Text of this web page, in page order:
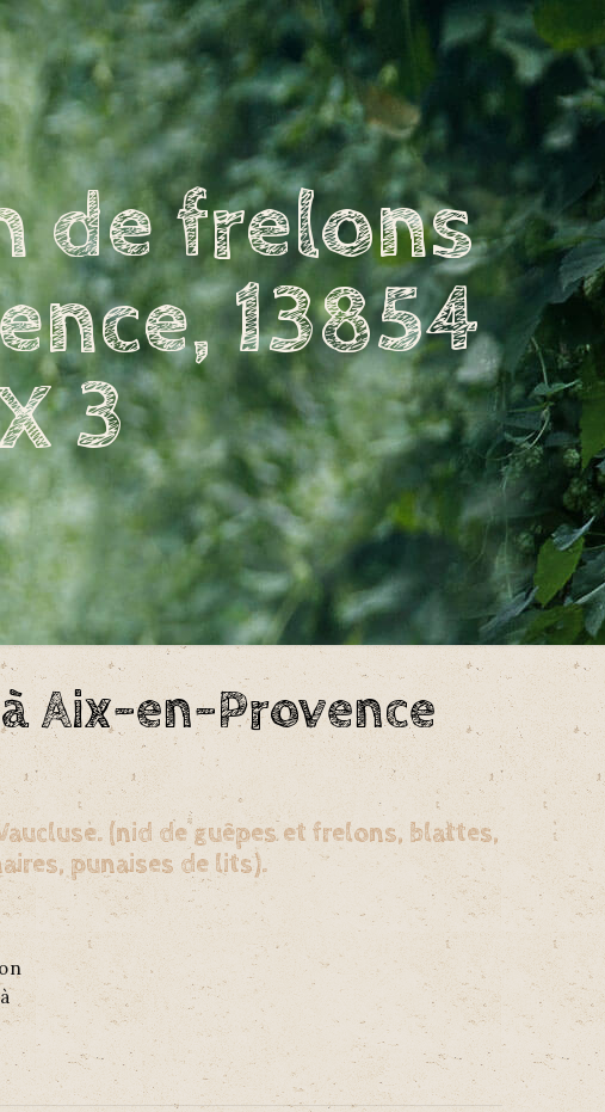
de frelons
13854
3
Aix-en-Provence
(nid de guêpes et frelons, blattes,
punaises de lits).